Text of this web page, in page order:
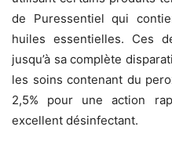
de Puressentiel qui
huiles essentielles. Ces
jusqu’à sa complète
les soins contenant du
2,5% pour une action
excellent désinfectant.